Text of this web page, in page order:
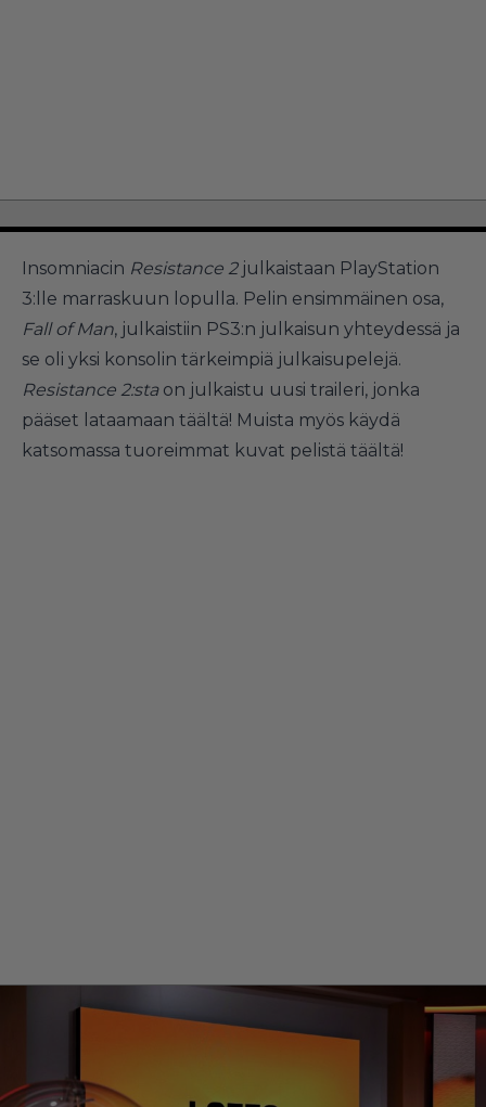
Insomniacin Resistance 2julkaistaan PlayStation
3:lle marraskuun lopulla. Pelin ensimmäinen osa,
Fall of Man, julkaistiin PS3:n julkaisun yhteydessä ja
se oli yksi konsolin tärkeimpiä julkaisupelejä.
Resistance 2:staon julkaistu uusi traileri, jonka
pääset lataamaan täältä! Muista myös käydä
katsomassa tuoreimmat kuvat pelistä täältä!